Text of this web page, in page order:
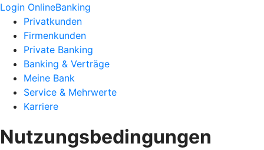
Login OnlineBanking
Privatkunden
Firmenkunden
Private Banking
Banking & Verträge
Meine Bank
Service & Mehrwerte
Karriere
Nutzungsbedingungen